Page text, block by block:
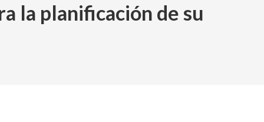
la planificación de su